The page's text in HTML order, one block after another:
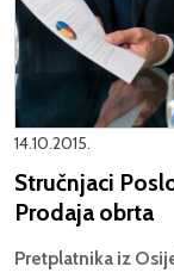
14.10.2015.
Stručnjaci
Prodaja obrta
Pretplatnika iz